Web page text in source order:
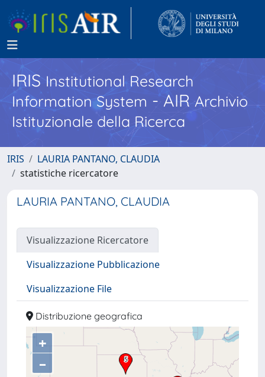
IRISInstitutional Research
Information System - AIR Archivio
Istituzionale della Ricerca
IRIS
LAURIA PANTANO, CLAUDIA
statistiche ricercatore
LAURIA PANTANO, CLAUDIA
Visualizzazione Ricercatore
Visualizzazione Pubblicazione
Visualizzazione File
Distribuzione geografica
+
–